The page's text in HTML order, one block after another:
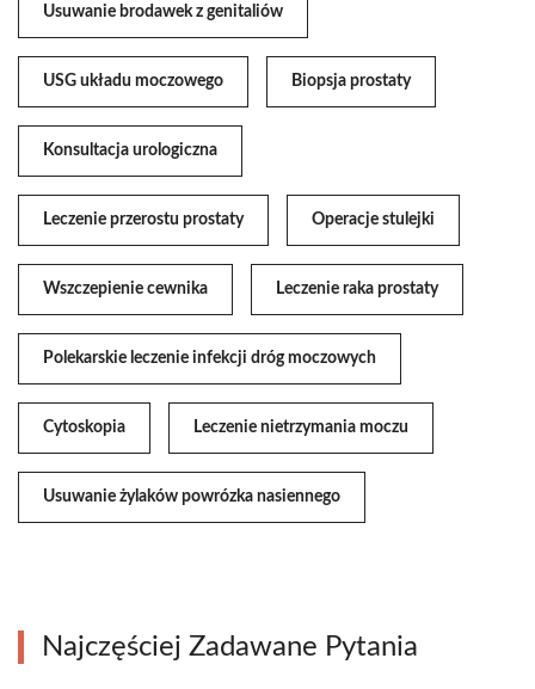
Usuwanie brodawek z genitaliów
USG układu moczowego Biopsja prostaty
Konsultacja urologiczna
Leczenie przerostu prostaty Operacje stulejki
Wszczepienie cewnika Leczenie raka prostaty
Polekarskie leczenie infekcji dróg moczowych
Cytoskopia Leczenie nietrzymania moczu
Usuwanie żylaków powrózka nasiennego
Najczęściej Zadawane Pytania